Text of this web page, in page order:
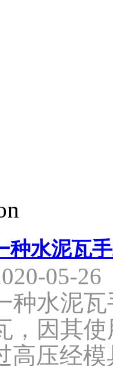
种水泥瓦
05-26
种水泥
，因其
高压经